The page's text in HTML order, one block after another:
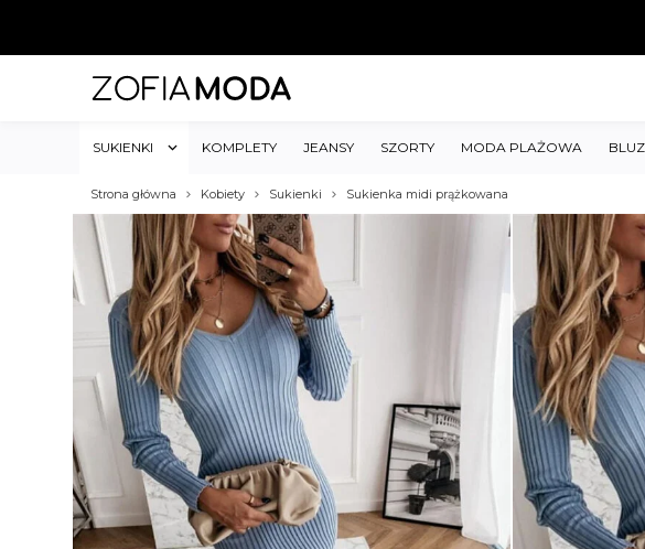
SUKIENKI KOMPLETY JEANSY SZORTY MODA PLAŻOWA
Strona główna Kobiety Sukienki Sukienka midi prążkowana